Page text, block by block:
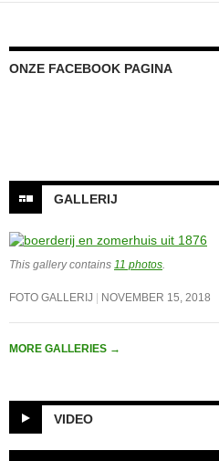
ONZE FACEBOOK PAGINA
GALLERIJ
This gallery contains 11 photos
FOTO GALLERIJ NOVEMBER 15, 2018
MORE GALLERIES →
VIDEO